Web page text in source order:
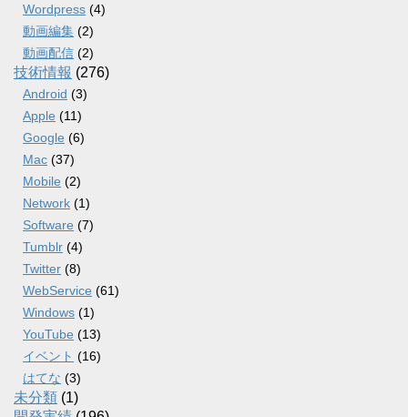
Wordpress (4)
動画編集 (2)
動画配信 (2)
技術情報 (276)
Android (3)
Apple (11)
Google (6)
Mac (37)
Mobile (2)
Network (1)
Software (7)
Tumblr (4)
Twitter (8)
WebService (61)
Windows (1)
YouTube (13)
イベント (16)
はてな (3)
未分類 (1)